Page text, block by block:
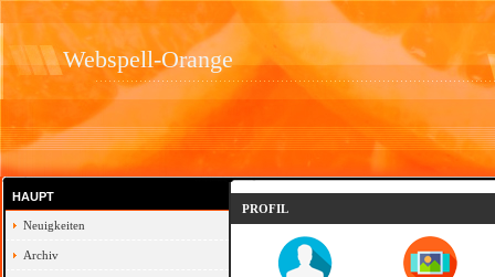
Webspell-Orange
HAUPT
Neuigkeiten
Archiv
PROFIL